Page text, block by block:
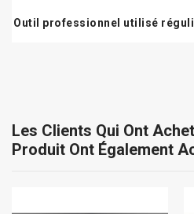
Outil professionnel utilisé
Les Clients Qui Ont
Produit Ont Également